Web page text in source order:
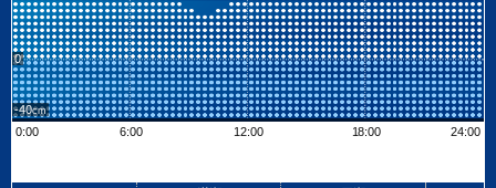
0
-40
0:00
6:00 12:00 18:00 24:00